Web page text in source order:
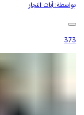
بواسطة: آيات النجار
373